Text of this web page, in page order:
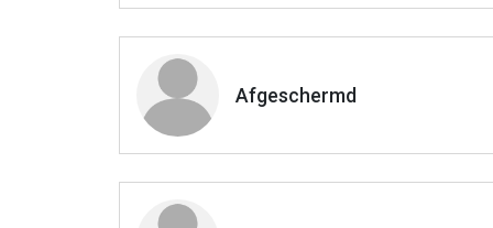
Afgeschermd